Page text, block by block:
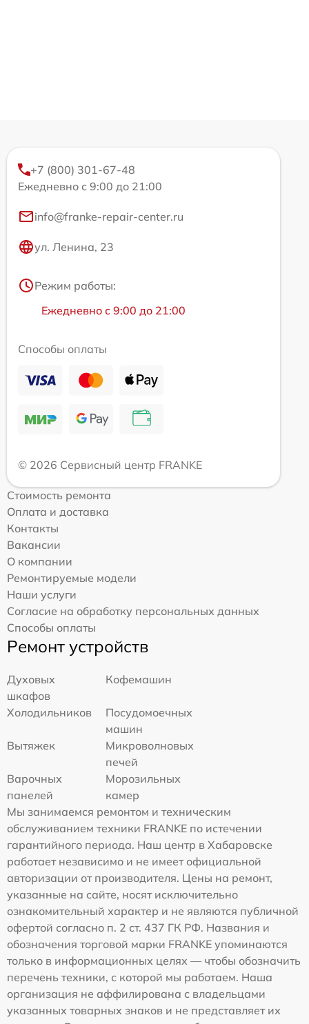
+7 (800) 301-67-48
Ежедневно с 9:00 до 21:00
info@franke-repair-center.ru
ул. Ленина, 23
Режим работы:
Ежедневно с 9:00 до 21:00
Способы оплаты
© 2026 Сервисный центр FRANKE
Стоимость ремонта
Оплата и доставка
Контакты
Вакансии
О компании
Ремонтируемые модели
Наши услуги
Согласие на обработку персональных данных
Способы оплаты
Ремонт устройств
Духовых
шкафов
Кофемашин
Холодильников
Посудомоечных
машин
Вытяжек
Микроволновых
печей
Варочных
панелей
Морозильных
камер
Мы занимаемся ремонтом и техническим
обслуживанием техники FRANKE по истечении
гарантийного периода. Наш центр в Хабаровске
работает независимо и не имеет официальной
авторизации от производителя. Цены на ремонт,
указанные на сайте, носят исключительно
ознакомительный характер и не являются публичной
офертой согласно п. 2 ст. 437 ГК РФ. Названия и
обозначения торговой марки FRANKE упоминаются
только в информационных целях — чтобы обозначить
перечень техники, с которой мы работаем. Наша
организация не аффилирована с владельцами
указанных товарных знаков и не представляет их